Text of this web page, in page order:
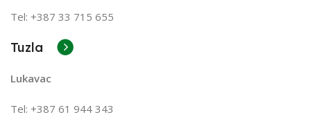
Tel: +387 33 715 655
Tuzla
Lukavac
Tel: +387 61 944 343